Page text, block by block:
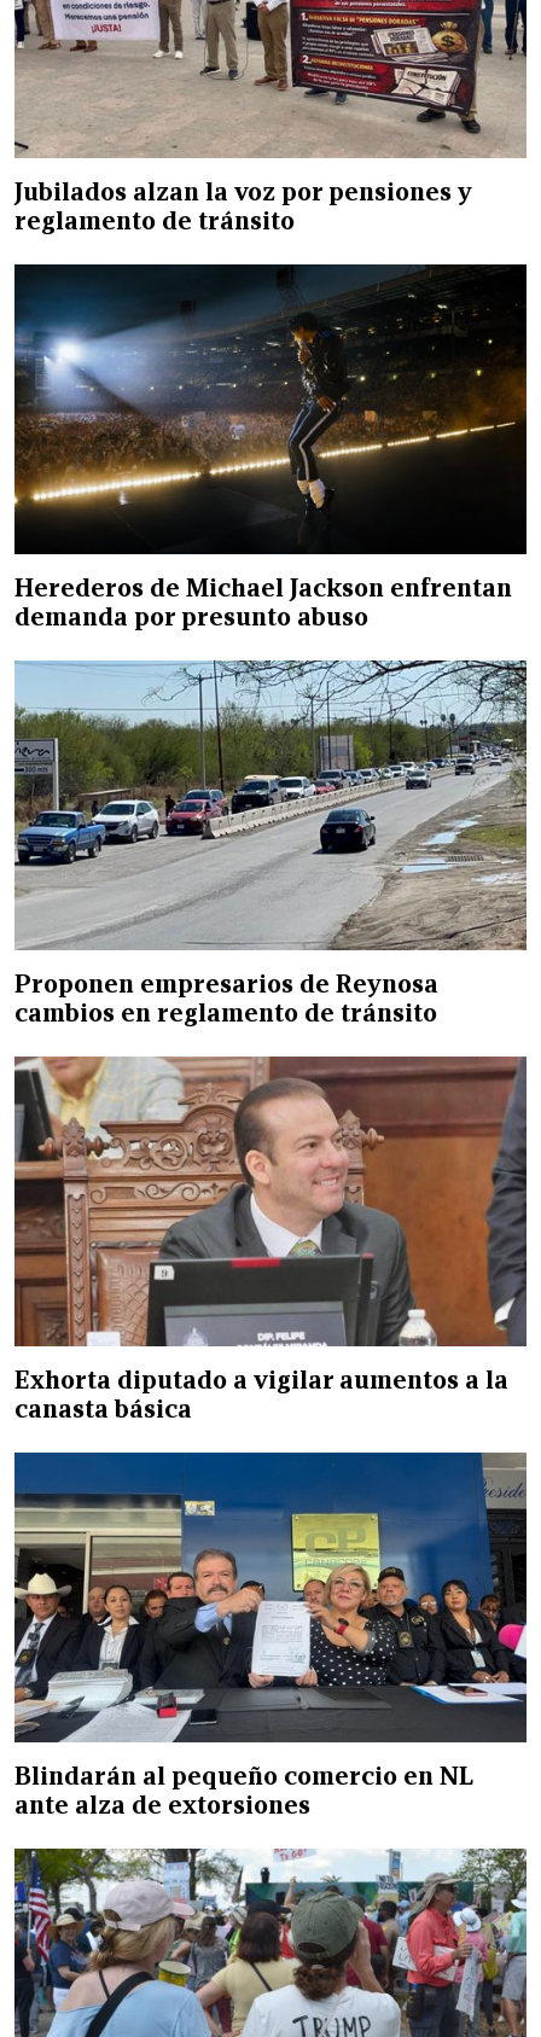
Jubilados alzan la voz por pensiones y
reglamento de tránsito
Herederos de Michael Jackson enfrentan
demanda por presunto abuso
Proponen empresarios de Reynosa
cambios en reglamento de tránsito
Exhorta diputado a vigilar aumentos a la
canasta básica
Blindarán al pequeño comercio en NL
ante alza de extorsiones